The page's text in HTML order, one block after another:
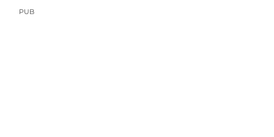
PUB